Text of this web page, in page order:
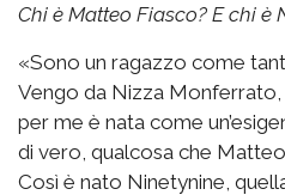
Chi è Matteo Fiasco? E chi è
«Sono un ragazzo come
Vengo da Nizza Monferrato,
per me è nata come
di vero, qualcosa che
Così è nato Ninetynine,